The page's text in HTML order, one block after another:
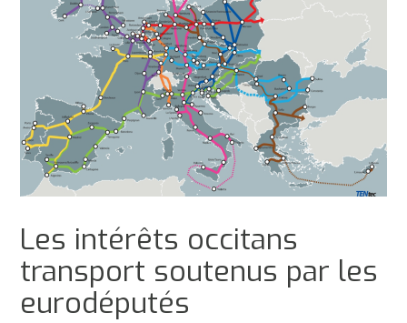
Les intérêts occitans
transport soutenus par les
eurodéputés